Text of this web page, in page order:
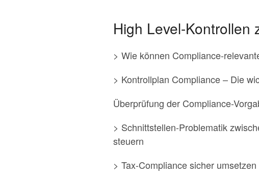
High Level-Kontrollen
> Wie können Compliance-
> Kontrollplan Compliance – Die
Überprüfung der Compliance-
> Schnittstellen-Problematik
steuern
> Tax-Compliance sicher umsetzen